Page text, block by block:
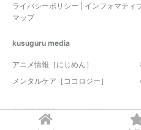
ライバシーポリシー
インフォマティ
マップ
kusuguru media
アニメ情報［にじめん］
メンタルケア［ココロジー］
© 2017-2026 nazology. all rights